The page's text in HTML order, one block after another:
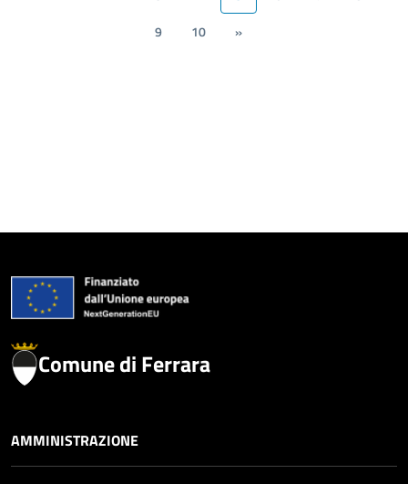
9
10 »
Comune di Ferrara
AMMINISTRAZIONE